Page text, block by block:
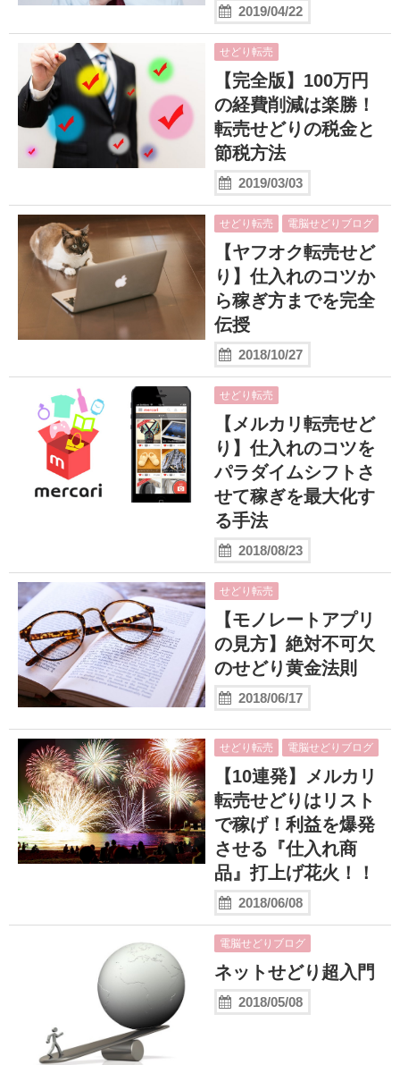
2019/04/22
せどり転売
【完全版】100万円
の経費削減は楽勝！
転売せどりの税金と
節税方法
2019/03/03
せどり転売 電脳せどりブログ
【ヤフオク転売せど
り】仕入れのコツか
ら稼ぎ方までを完全
伝授
2018/10/27
せどり転売
【メルカリ転売せど
り】仕入れのコツを
パラダイムシフトさ
せて稼ぎを最大化す
る手法
2018/08/23
せどり転売
【モノレートアプリ
の見方】絶対不可欠
のせどり黄金法則
2018/06/17
せどり転売 電脳せどりブログ
【10連発】メルカリ
転売せどりはリスト
で稼げ！利益を爆発
させる『仕入れ商
品』打上げ花火！！
2018/06/08
電脳せどりブログ
ネットせどり超入門
2018/05/08